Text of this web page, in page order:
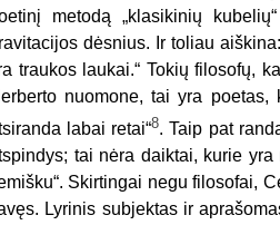
metodą „klasikinių
dėsnius. Ir toliau
traukos laukai.“ Tokių filosofų,
nuomone, tai yra poetas,
labai retai“8. Taip pat
tai nėra daiktai, kurie
Skirtingai negu filosofai,
Lyrinis subjektas ir